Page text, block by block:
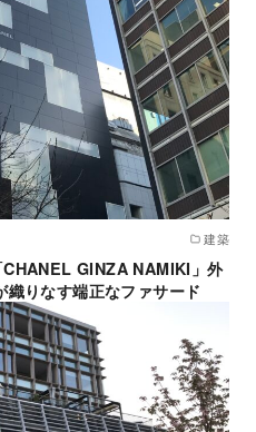
建築
GINZA NAMIKI」外
織りなす端正なファサード